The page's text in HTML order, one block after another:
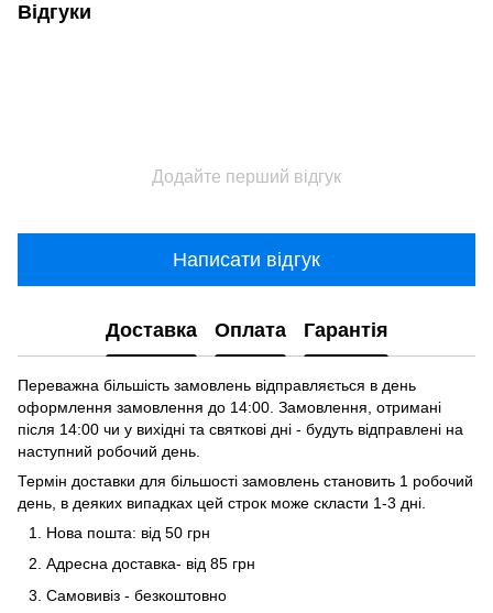
Відгуки
Додайте перший відгук
Написати відгук
Доставка Оплата Гарантія
Переважна більшість замовлень відправляється в день
оформлення замовлення до 14:00. Замовлення, отримані
після 14:00 чи у вихідні та святкові дні - будуть відправлені на
наступний робочий день.
Термін доставки для більшості замовлень становить 1 робочий
день, в деяких випадках цей строк може скласти 1-3 дні.
Нова пошта: від 50 грн
Адресна доставка- від 85 грн
Самовивіз - безкоштовно